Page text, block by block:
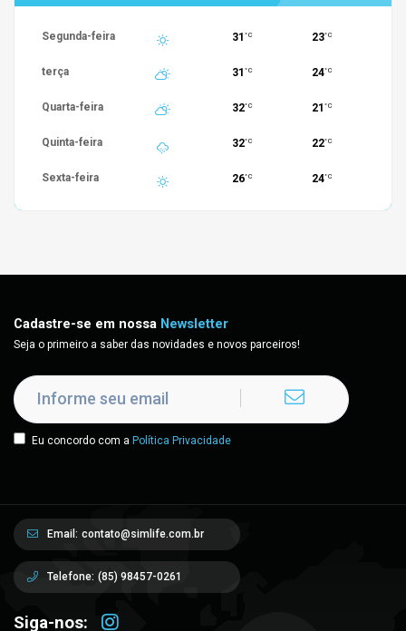
Segunda-feira 31 °C 23°C
terça 31 °C 24°C
Quarta-feira 32°C 21 °C
Quinta-feira 32°C 22°C
Sexta-feira 26°C 24°C
Cadastre-se em nossa Newsletter
Seja o primeiro a saber das novidades e novos parceiros!
Eu concordo com a Política Privacidade
Email: contato@simlife.com.br
Telefone: (85) 98457-0261
Siga-nos: